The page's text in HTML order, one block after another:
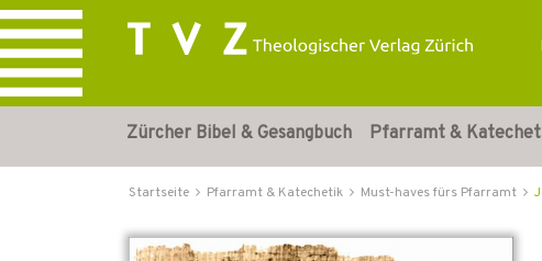
Zürcher Bibel & Gesangbuch Pfarramt &
Startseite Pfarramt & Katechetik Must-haves fürs Pfarramt